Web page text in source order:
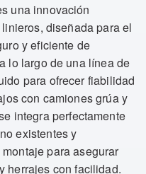
una innovación
diseñada para el
y eficiente de
lo largo de una línea de
para ofrecer fiabilidad
con camiones grúa y
integra perfectamente
existentes y
para asegurar
herrajes con facilidad.